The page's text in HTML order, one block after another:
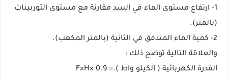
1- ارتفاع مستوى الماء في السد مقارنة مع مستوى التوربينات
(بالمتر).
2- كمية الماء المتدفق في الثانية (بالمتر المكعب).
والعلاقة التالية توضح ذلك :
القدرة الكهربائية ( الكيلو واط ).= 0.9 ×F×H